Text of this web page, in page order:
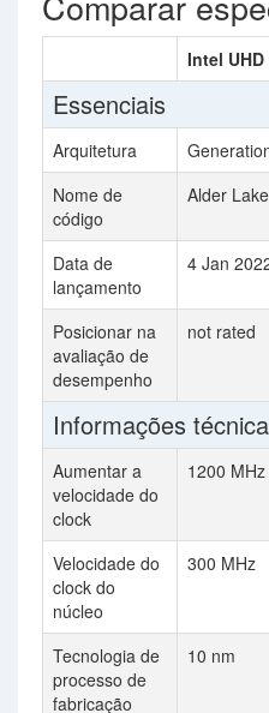
Intel
Essenciais
Arquitetura
Nome de
código
Alder
Data de
lançamento
4 Jan
Posicionar na
avaliação de
desempenho
not rated
Informações
Aumentar a
velocidade do
clock
1200 MHz
Velocidade do
clock do
núcleo
300 MHz
Tecnologia de
processo de
fabricação
10 nm